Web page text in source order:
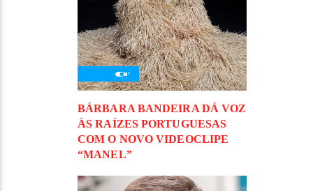
BÁRBARA BANDEIRA DÁ VOZ
ÀS RAÍZES PORTUGUESAS
COM O NOVO VIDEOCLIPE
“MANEL”